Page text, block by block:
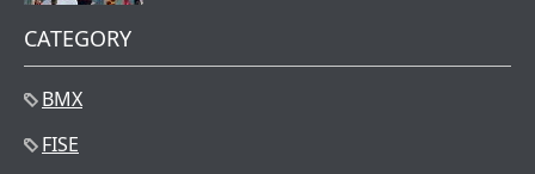
CATEGORY
BMX
FISE